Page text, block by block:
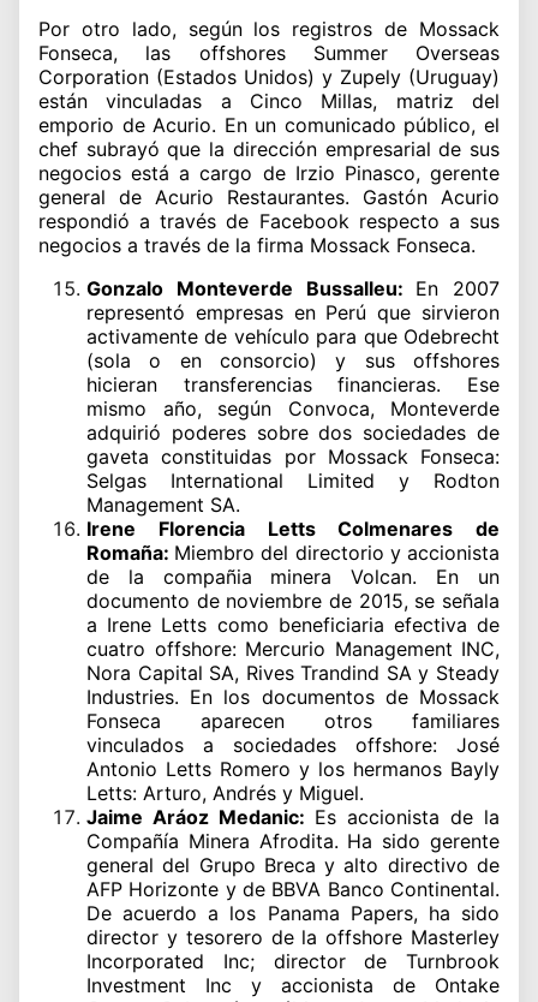
Por otro lado, según los registros de Mossack
Fonseca, las offshores Summer Overseas
Corporation (Estados Unidos) y Zupely (Uruguay)
están vinculadas a Cinco Millas, matriz del
emporio de Acurio. En un comunicado público, el
chef subrayó que la dirección empresarial de sus
negocios está a cargo de Irzio Pinasco, gerente
general de Acurio Restaurantes. Gastón Acurio
respondió a través de Facebook respecto a sus
negocios a través de la firma Mossack Fonseca.
Gonzalo Monteverde Bussalleu: En 2007
representó empresas en Perú que sirvieron
activamente de vehículo para que Odebrecht
(sola o en consorcio) y sus offshores
hicieran transferencias financieras. Ese
mismo año, según Convoca, Monteverde
adquirió poderes sobre dos sociedades de
gaveta constituidas por Mossack Fonseca:
Selgas International Limited y Rodton
Management SA.
Irene Florencia Letts Colmenares de
Romaña: Miembro del directorio y accionista
de la compañia minera Volcan. En un
documento de noviembre de 2015, se señala
a Irene Letts como beneficiaria efectiva de
cuatro offshore: Mercurio Management INC,
Nora Capital SA, Rives Trandind SA y Steady
Industries. En los documentos de Mossack
Fonseca aparecen otros familiares
vinculados a sociedades offshore: José
Antonio Letts Romero y los hermanos Bayly
Letts: Arturo, Andrés y Miguel.
Jaime Aráoz Medanic: Es accionista de la
Compañía Minera Afrodita. Ha sido gerente
general del Grupo Breca y alto directivo de
AFP Horizonte y de BBVA Banco Continental.
De acuerdo a los Panama Papers, ha sido
director y tesorero de la offshore Masterley
Incorporated Inc; director de Turnbrook
Investment Inc y accionista de Ontake